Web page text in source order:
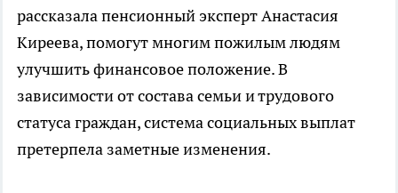
рассказала пенсионный эксперт Анастасия
Киреева, помогут многим пожилым людям
улучшить финансовое положение. В
зависимости от состава семьи и трудового
статуса граждан, система социальных выплат
претерпела заметные изменения.